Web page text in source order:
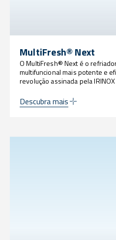
MultiFresh® Next
O MultiFresh® Next é o
multifuncional mais potente e
revolução assinada pela
níveis sem precedentes.
Descubra mais